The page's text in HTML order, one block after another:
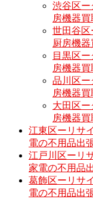
渋谷区ー
房機器買
世田谷区
厨房機器
目黒区
房機器買
品川区ー
房機器買
大田区
房機器買
江東区ーリサ
電の不用品出
江戸川区ーリ
家電の不用品
葛飾区ーリサ
電の不用品出